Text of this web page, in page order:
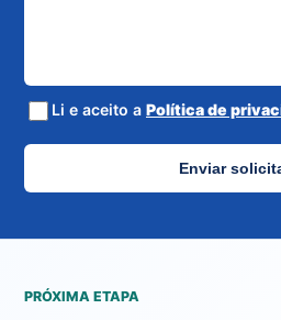
Li e aceito a Política de
Enviar
PRÓXIMA ETAPA